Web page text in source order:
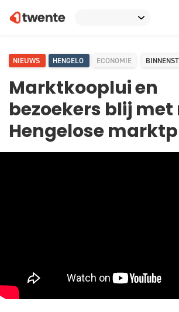
NIEUWS HENGELO ECONOMIE
Marktkooplui en
bezoekers blij met
Hengelose